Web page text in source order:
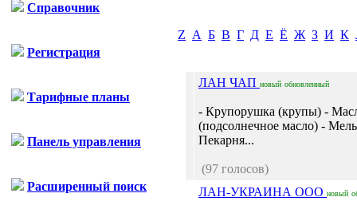
Справочник
Регистрация
Тарифные планы
Панель управления
Расширенный поиск
Z А Б В Г Д Е Ё Ж З И К
ЛАН ЧАП новый обновленный
- Крупорушка (крупы) -
(подсолнечное масло) -
Пекарня...
(97 голосов)
ЛАН-УКРАИНА ООО новый